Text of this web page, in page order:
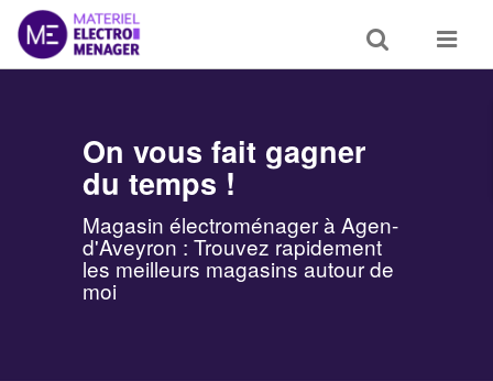
Toggle
search
Toggle
On vous fait gagner
du temps !
Magasin électroménager à Agen-
d'Aveyron : Trouvez rapidement
les meilleurs magasins autour de
moi